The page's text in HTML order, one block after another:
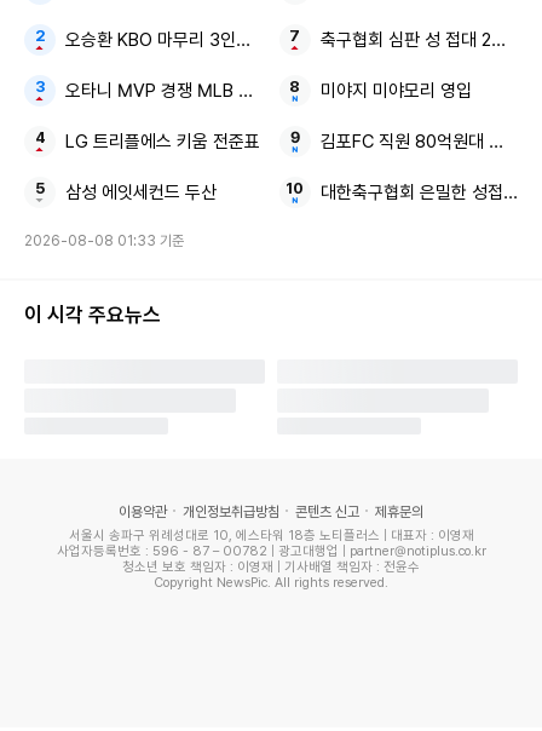
Copyright ⓒ 모두서치 무단 전재 및 재배포 금지
오승환 KBO 마무리 3인방 김도영·안현민
오타니 MVP 경쟁 MLB 새 역사
LG 트리플에스 키움 전준표
삼성 에잇세컨드 두산
축구협회 심판 성 접대 2억원대
미야지 미야모리 영입
김포FC 직원 80억원대 횡령
대한축구협회 은밀한 성접대
2026-08-08 01:33 기준
이 시각 주요뉴스
이용약관 개인정보취급방침 콘텐츠 신고 제휴문의
서울시 송파구 위례성대로 10, 에스타워 18층 노티플러스 | 대표자 : 이영재
사업자등록번호 : 596 - 87 – 00782 | 광고대행업 | partner@notiplus.co.kr
청소년 보호 책임자 : 이영재 | 기사배열 책임자 : 전윤수
Copyright NewsPic. All rights reserved.